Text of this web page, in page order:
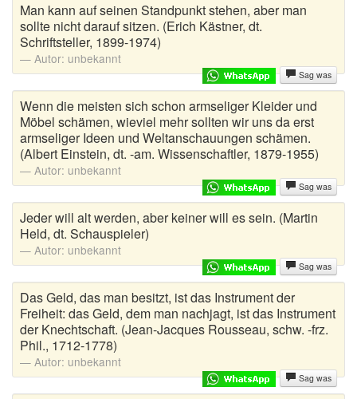
Man kann auf seinen Standpunkt stehen, aber man
sollte nicht darauf sitzen. (Erich Kästner, dt.
Schriftsteller, 1899-1974)
Autor: unbekannt
Sag was
Wenn die meisten sich schon armseliger Kleider und
Möbel schämen, wieviel mehr sollten wir uns da erst
armseliger Ideen und Weltanschauungen schämen.
(Albert Einstein, dt. -am. Wissenschaftler, 1879-1955)
Autor: unbekannt
Sag was
Jeder will alt werden, aber keiner will es sein. (Martin
Held, dt. Schauspieler)
Autor: unbekannt
Sag was
Das Geld, das man besitzt, ist das Instrument der
Freiheit: das Geld, dem man nachjagt, ist das Instrument
der Knechtschaft. (Jean-Jacques Rousseau, schw. -frz.
Phil., 1712-1778)
Autor: unbekannt
Sag was